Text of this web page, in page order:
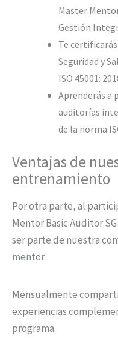
Master
Gestión
Te
Seguridad y
ISO 45001:
Aprenderás a
auditorías
de la norma
Ventajas de
entrenamiento
Por otra parte, al
Mentor Basic Auditor
ser parte de nuestra
mentor.
Mensualmente
experiencias
programa.